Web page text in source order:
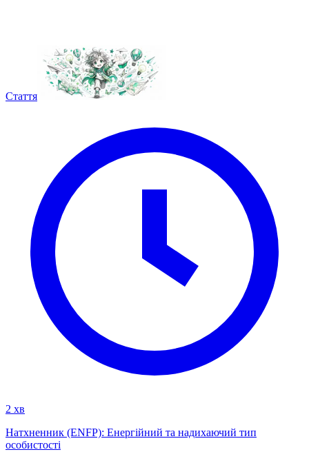
Стаття
2 хв
Натхненник (ENFP): Енергійний та надихаючий тип
особистості